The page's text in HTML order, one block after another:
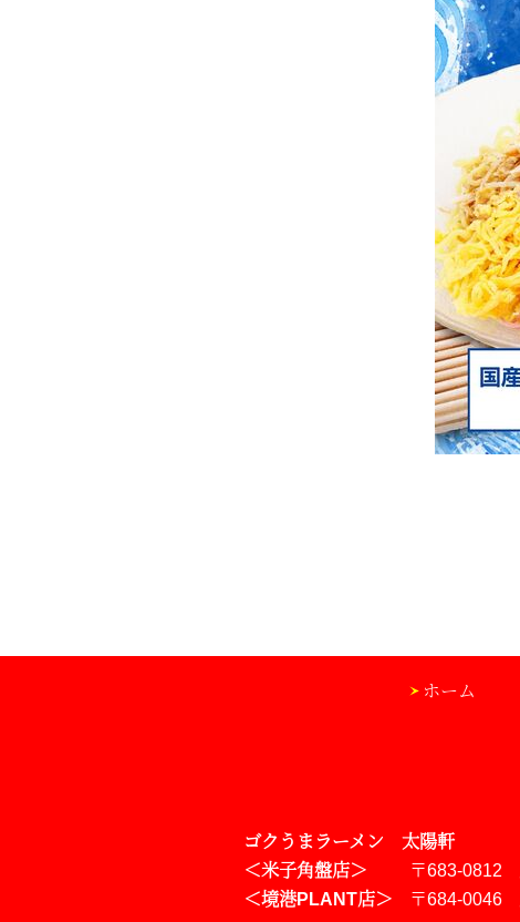
ホーム
ゴクうまラーメン 太陽軒
＜米子角盤店＞
〒683-0812
＜境港PLANT店＞
〒684-0046